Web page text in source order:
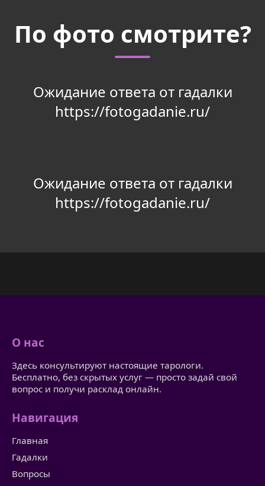
По фото смотрите?
Ожидание ответа от гадалки
https://fotogadanie.ru/
Ожидание ответа от гадалки
https://fotogadanie.ru/
О нас
Здесь консультируют настоящие тарологи.
Бесплатно, без скрытых услуг — просто задай свой
вопрос и получи расклад онлайн.
Навигация
Главная
Гадалки
Вопросы